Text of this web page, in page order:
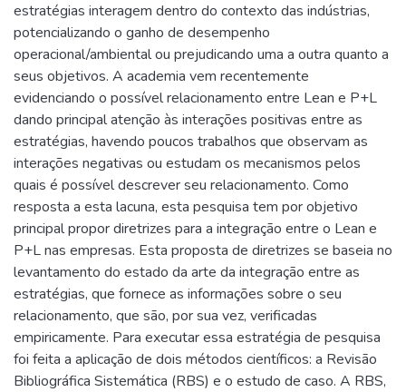
estratégias interagem dentro do contexto das indústrias,
potencializando o ganho de desempenho
operacional/ambiental ou prejudicando uma a outra quanto a
seus objetivos. A academia vem recentemente
evidenciando o possível relacionamento entre Lean e P+L
dando principal atenção às interações positivas entre as
estratégias, havendo poucos trabalhos que observam as
interações negativas ou estudam os mecanismos pelos
quais é possível descrever seu relacionamento. Como
resposta a esta lacuna, esta pesquisa tem por objetivo
principal propor diretrizes para a integração entre o Lean e
P+L nas empresas. Esta proposta de diretrizes se baseia no
levantamento do estado da arte da integração entre as
estratégias, que fornece as informações sobre o seu
relacionamento, que são, por sua vez, verificadas
empiricamente. Para executar essa estratégia de pesquisa
foi feita a aplicação de dois métodos científicos: a Revisão
Bibliográfica Sistemática (RBS) e o estudo de caso. A RBS,